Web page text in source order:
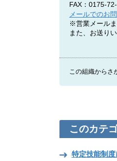
FAX：0175-
メールでのお
※営業メールま
また、お送り
この組織からさ
このカテ
特定技能制